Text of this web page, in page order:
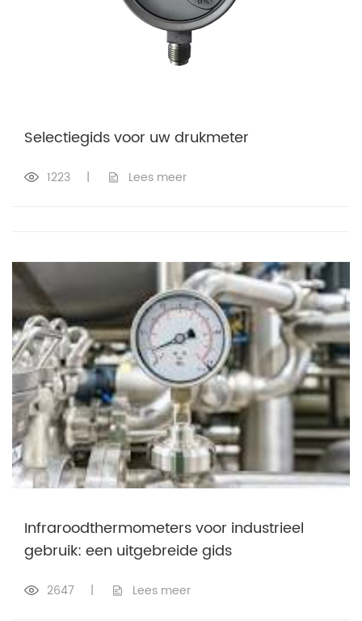
Selectiegids voor uw drukmeter
1223 | Lees meer
Infraroodthermometers voor industrieel
gebruik: een uitgebreide gids
2647 | Lees meer